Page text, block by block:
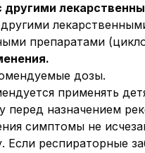
другими
препаратами
дозы.
применять
перед назначением
симптомы не
Если респираторные